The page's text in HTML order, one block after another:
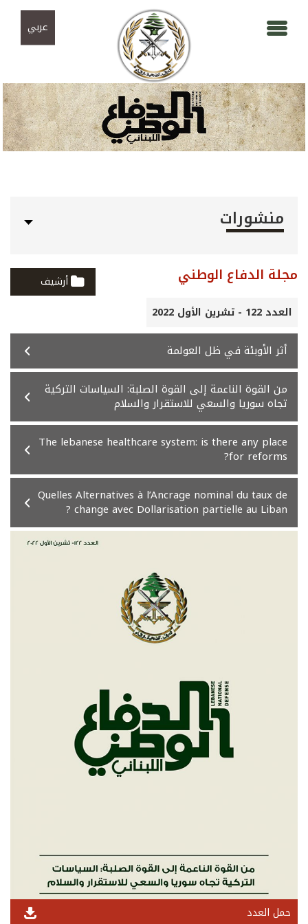
عربي
منشورات
مجلة الدفاع الوطني
أرشيف
العدد 122 - تشرين الأول 2022
أثر الأوبئة في ظل العولمة
من القوة الناعمة إلى القوة الصلبة: السياسات التركية
تجاه سوريا والسعي للاستقرار والسلام
The lebanese healthcare system: is there any place
for reforms?
Quelles Alternatives à l’Ancrage nominal du taux de
change avec Dollarisation partielle au Liban ?
حمل العدد